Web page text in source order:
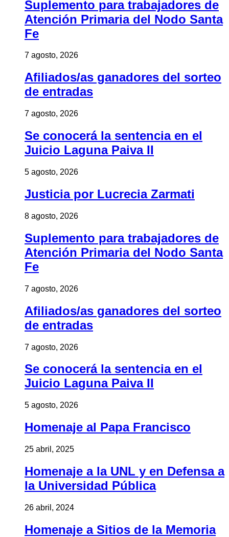
Suplemento para trabajadores de
Atención Primaria del Nodo Santa
Fe
7 agosto, 2026
Afiliados/as ganadores del sorteo
de entradas
7 agosto, 2026
Se conocerá la sentencia en el
Juicio Laguna Paiva II
5 agosto, 2026
Justicia por Lucrecia Zarmati
8 agosto, 2026
Suplemento para trabajadores de
Atención Primaria del Nodo Santa
Fe
7 agosto, 2026
Afiliados/as ganadores del sorteo
de entradas
7 agosto, 2026
Se conocerá la sentencia en el
Juicio Laguna Paiva II
5 agosto, 2026
Homenaje al Papa Francisco
25 abril, 2025
Homenaje a la UNL y en Defensa a
la Universidad Pública
26 abril, 2024
Homenaje a Sitios de la Memoria